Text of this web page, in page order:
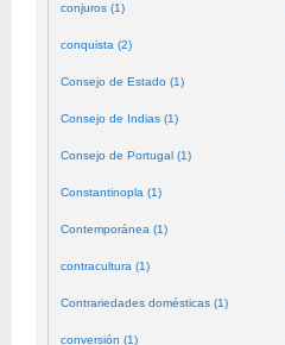
conjuros (1)
conquista (2)
Consejo de Estado (1)
Consejo de Indias (1)
Consejo de Portugal (1)
Constantinopla (1)
Contemporánea (1)
contracultura (1)
Contrariedades domésticas (1)
conversión (1)